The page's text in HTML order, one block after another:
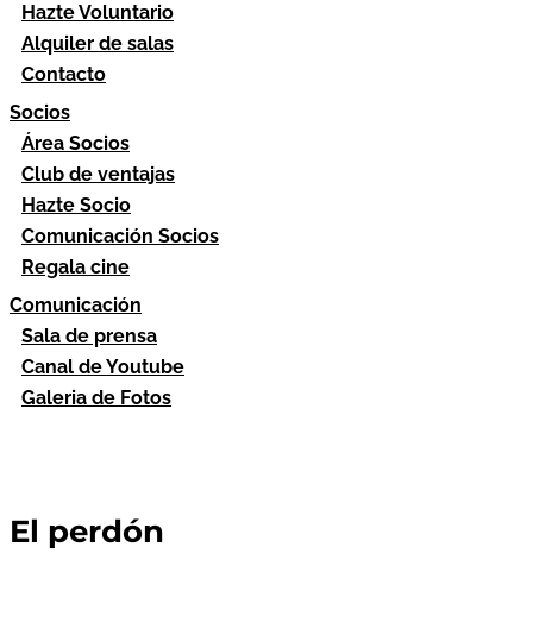
Hazte Voluntario
Alquiler de salas
Contacto
Socios
Área Socios
Club de ventajas
Hazte Socio
Comunicación Socios
Regala cine
Comunicación
Sala de prensa
Canal de Youtube
Galeria de Fotos
El perdón